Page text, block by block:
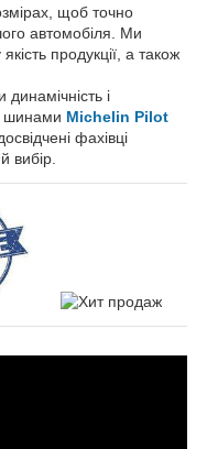
щоб точно
автомобіля. Ми
продукції, а також
і
шинами Michelin Pilot
фахівці
вибір.